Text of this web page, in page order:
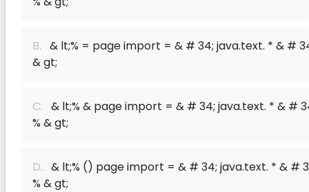
B. & lt;% = page import = & # 34; java.text. * & #
& gt;
C. & lt;% & page import = & # 34; java.text. * & #
% & gt;
D. & lt;% () page import = & # 34; java.text. * & #
% & gt;